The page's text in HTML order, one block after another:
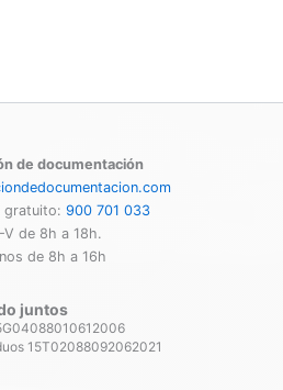
de documentación
gratuito: 900 701 033
de 8h a 18h.
de 8h a 16h
juntos
15T02088092062021